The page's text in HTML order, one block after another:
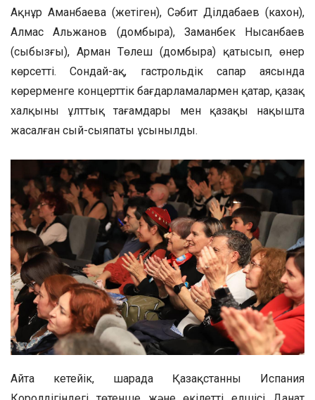
Ақнұр Аманбаева (жетіген), Сәбит Ділдабаев (кахон),
Алмас Альжанов (домбыра), Заманбек Нысанбаев
(сыбызғы), Арман Төлеш (домбыра) қатысып, өнер
көрсетті. Сондай-ақ, гастрольдік сапар аясында
көрерменге концерттік бағдарламалармен қатар, қазақ
халқының ұлттық тағамдары мен қазақы нақышта
жасалған сый-сыяпаты ұсынылды.
Айта кетейік, шарада Қазақстанның Испания